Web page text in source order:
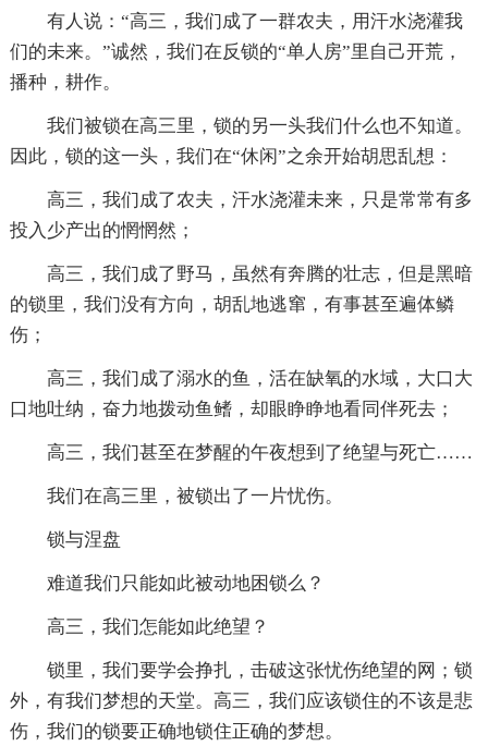
有人说：“高三，我们成了一群农夫，用汗水浇灌我
们的未来。”诚然，我们在反锁的“单人房”里自己开荒，
播种，耕作。
我们被锁在高三里，锁的另一头我们什么也不知道。
因此，锁的这一头，我们在“休闲”之余开始胡思乱想：
高三，我们成了农夫，汗水浇灌未来，只是常常有多
投入少产出的惘惘然；
高三，我们成了野马，虽然有奔腾的壮志，但是黑暗
的锁里，我们没有方向，胡乱地逃窜，有事甚至遍体鳞
伤；
高三，我们成了溺水的鱼，活在缺氧的水域，大口大
口地吐纳，奋力地拨动鱼鳍，却眼睁睁地看同伴死去；
高三，我们甚至在梦醒的午夜想到了绝望与死亡……
我们在高三里，被锁出了一片忧伤。
锁与涅盘
难道我们只能如此被动地困锁么？
高三，我们怎能如此绝望？
锁里，我们要学会挣扎，击破这张忧伤绝望的网；锁
外，有我们梦想的天堂。高三，我们应该锁住的不该是悲
伤，我们的锁要正确地锁住正确的梦想。